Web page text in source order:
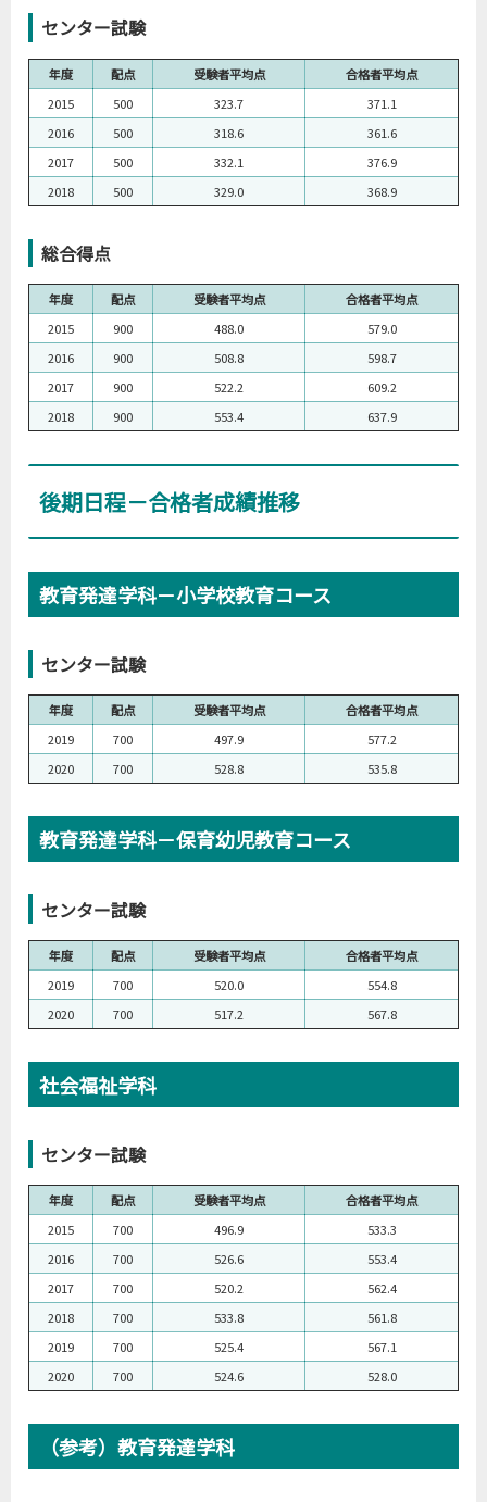
センター試験
年度 配点 受験者平均点
合格者平均点
2015
500 323.7
371.1
2016
500 318.6
361.6
2017
500 332.1
376.9
2018
500 329.0 368.9
総合得点
年度 配点 受験者平均点
合格者平均点
2015
900 488.0
579.0
2016
900 508.8
598.7
2017
900 522.2
609.2
2018
900 553.4 637.9
後期日程－合格者成績推移
教育発達学科－小学校教育コース
センター試験
年度 配点 受験者平均点
合格者平均点
2019
700 497.9
577.2
2020
700 528.8 535.8
教育発達学科－保育幼児教育コース
センター試験
年度 配点 受験者平均点
合格者平均点
2019
700 520.0
554.8
2020
700 517.2 567.8
社会福祉学科
センター試験
年度 配点 受験者平均点
合格者平均点
2015
700 496.9
533.3
2016
700 526.6
553.4
2017
700 520.2
562.4
2018
700 533.8
561.8
2019
700 525.4
567.1
2020
700 524.6 528.0
（参考）教育発達学科